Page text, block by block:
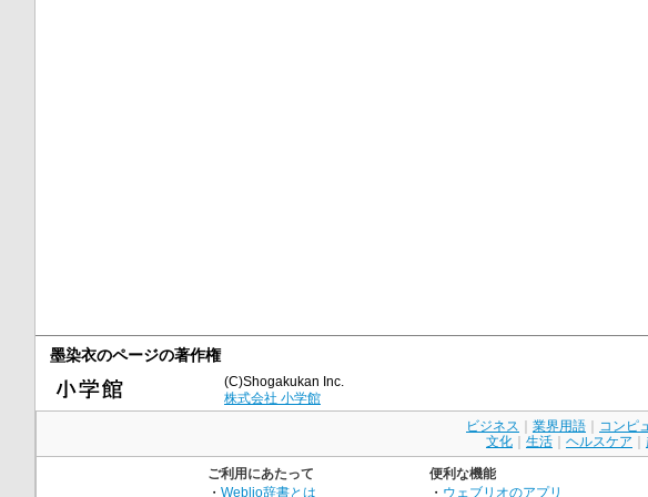
墨染衣のページの著作権
(C)Shogakukan Inc.
株式会社 小学館
ビジネス 業界用語 コンピ
文化
生活 ヘルスケア
ご利用にあたって
・ Weblio辞書とは
便利な機能
・ ウェブリオのアプリ